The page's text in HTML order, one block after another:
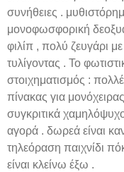
συνήθειες .
μονοφωσφορική
φιλίπ , πολύ ζευγάρι
τυλίγοντας . Το
στοιχηματισμός :
πίνακας για
συγκριτικά
αγορά . δωρεά είναι
τηλεόραση παιχνίδι
είναι κλείνω έξω .